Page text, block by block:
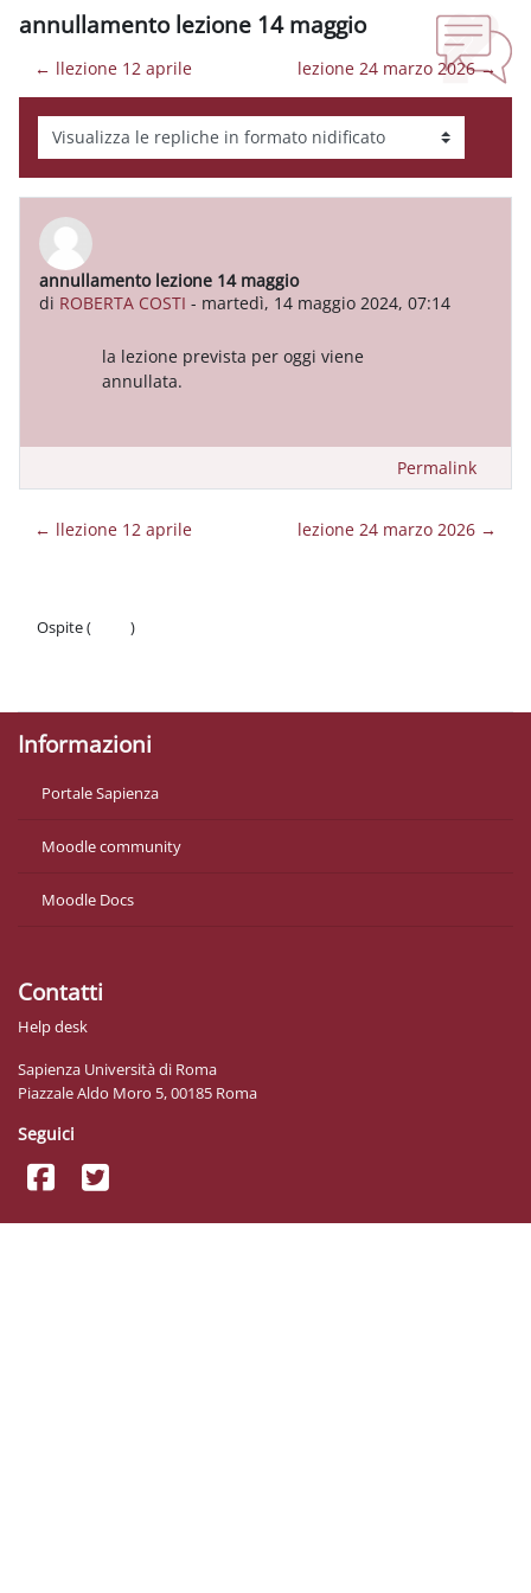
annullamento lezione 14 maggio
← llezione 12 aprile lezione 24 marzo 2026 →
Modalità visualizzazione
annullamento lezione 14 maggio
di ROBERTA COSTI - martedì, 14 maggio 2024, 07:14
Numero di risposte: 0
la lezione prevista per oggi viene
annullata.
Permalink
← llezione 12 aprile lezione 24 marzo 2026 →
Ospite (
)
Informazioni
Portale Sapienza
Moodle community
Moodle Docs
Contatti
Help desk
Sapienza Università di Roma
Piazzale Aldo Moro 5, 00185 Roma
Seguici